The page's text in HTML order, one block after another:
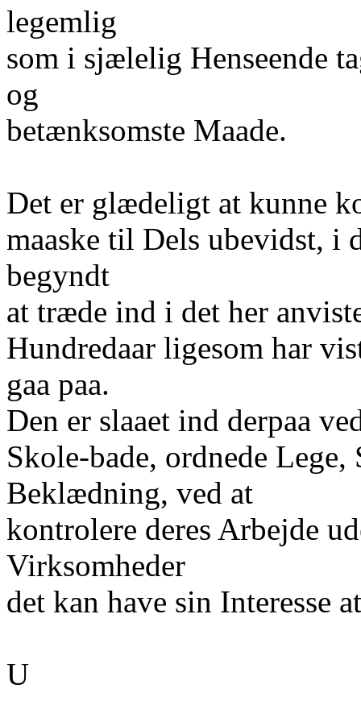
legemlig
som i sjælelig Henseende
og
betænksomste Maade.
Det er glædeligt at kunne
maaske til Dels ubevidst, i
begyndt
at træde ind i det her
Hundredaar ligesom har
gaa paa.
Den er slaaet ind derpaa
Skole-bade, ordnede
Beklædning, ved at
kontrolere deres Arbejde
Virksomheder
det kan have sin Interesse
U